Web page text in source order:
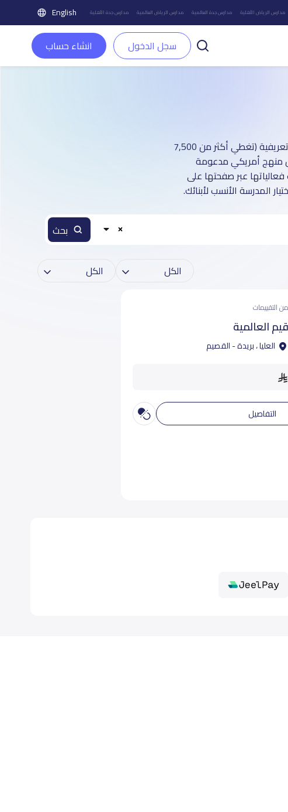
مدارس الرياض الأهلية مدارس جدة العالمية مدارس الرياض العالمية مدارس جدة الأهلية English
سجل الدخول انشاء حساب
دليل مدارس مدينة بريدة - القصيم العالمية بنين و بنات: أكثر من 1 صفحة تعريفية (تغطي أكثر من 7,500
منهج أمريكي مدعومة
فعالياتها عبر صفحتها على
المدرسة الأنسب لأبنائك.
العالمية
العليا ، بريدة - القصيم
التفاصيل